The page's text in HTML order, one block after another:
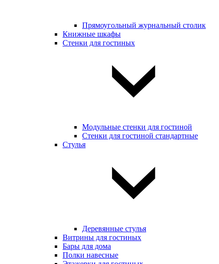
Прямоугольный журнальный столик
Книжные шкафы
Стенки для гостиных
Модульные стенки для гостиной
Стенки для гостиной стандартные
Стулья
Деревянные стулья
Витрины для гостиных
Бары для дома
Полки навесные